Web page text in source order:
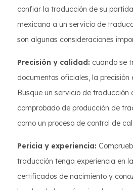
confiar la traducción de su
mexicana a un servicio de
son algunas consideraciones
Precisión y calidad: cuando se
documentos oficiales, la precisión
Busque un servicio de traducción
comprobado de producción de
como un proceso de control de
Pericia y experiencia:
traducción tenga experiencia en
certificados de nacimiento y